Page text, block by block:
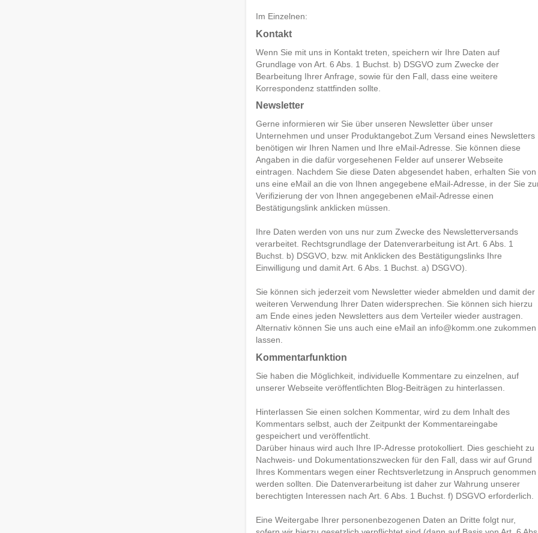
Im Einzelnen:
Kontakt
Wenn Sie mit uns in Kontakt treten, speichern wir Ihre Daten auf
Grundlage von Art. 6 Abs. 1 Buchst. b) DSGVO zum Zwecke der
Bearbeitung Ihrer Anfrage, sowie für den Fall, dass eine weitere
Korrespondenz stattfinden sollte.
Newsletter
Gerne informieren wir Sie über unseren Newsletter über unser
Unternehmen und unser Produktangebot.Zum Versand eines Newsletters
benötigen wir Ihren Namen und Ihre eMail-Adresse. Sie können diese
Angaben in die dafür vorgesehenen Felder auf unserer Webseite
eintragen. Nachdem Sie diese Daten abgesendet haben, erhalten Sie von
uns eine eMail an die von Ihnen angegebene eMail-Adresse, in der Sie
Verifizierung der von Ihnen angegebenen eMail-Adresse einen
Bestätigungslink anklicken müssen.
Ihre Daten werden von uns nur zum Zwecke des Newsletterversands
verarbeitet. Rechtsgrundlage der Datenverarbeitung ist Art. 6 Abs. 1
Buchst. b) DSGVO, bzw. mit Anklicken des Bestätigungslinks Ihre
Einwilligung und damit Art. 6 Abs. 1 Buchst. a) DSGVO).
Sie können sich jederzeit vom Newsletter wieder abmelden und damit der
weiteren Verwendung Ihrer Daten widersprechen. Sie können sich hierzu
am Ende eines jeden Newsletters aus dem Verteiler wieder austragen.
Alternativ können Sie uns auch eine eMail an info@komm.one zukommen
lassen.
Kommentarfunktion
Sie haben die Möglichkeit, individuelle Kommentare zu einzelnen, auf
unserer Webseite veröffentlichten Blog-Beiträgen zu hinterlassen.
Hinterlassen Sie einen solchen Kommentar, wird zu dem Inhalt des
Kommentars selbst, auch der Zeitpunkt der Kommentareingabe
gespeichert und veröffentlicht.
Darüber hinaus wird auch Ihre IP-Adresse protokolliert. Dies geschieht zu
Nachweis- und Dokumentationszwecken für den Fall, dass wir auf Grund
Ihres Kommentars wegen einer Rechtsverletzung in Anspruch genommen
werden sollten. Die Datenverarbeitung ist daher zur Wahrung unserer
berechtigten Interessen nach Art. 6 Abs. 1 Buchst. f) DSGVO erforderlich.
Eine Weitergabe Ihrer personenbezogenen Daten an Dritte folgt nur,